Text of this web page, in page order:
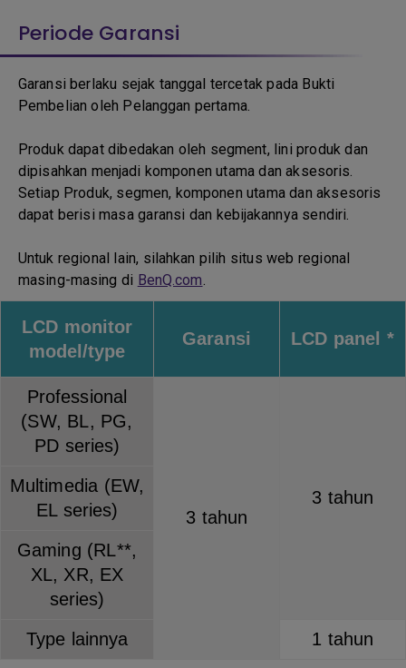
Periode Garansi
Garansi berlaku sejak tanggal tercetak pada Bukti
Pembelian oleh Pelanggan pertama.
Produk dapat dibedakan oleh segment, lini produk dan
dipisahkan menjadi komponen utama dan aksesoris.
Setiap Produk, segmen, komponen utama dan aksesoris
dapat berisi masa garansi dan kebijakannya sendiri.
Untuk regional lain, silahkan pilih situs web regional
masing-masing di BenQ.com.
LCD monitor
model/type
Garansi LCD panel *
Professional
(SW, BL, PG,
PD series)
3 tahun
3 tahun
Multimedia (EW,
EL series)
Gaming (RL**,
XL, XR, EX
series)
Type lainnya
1 tahun